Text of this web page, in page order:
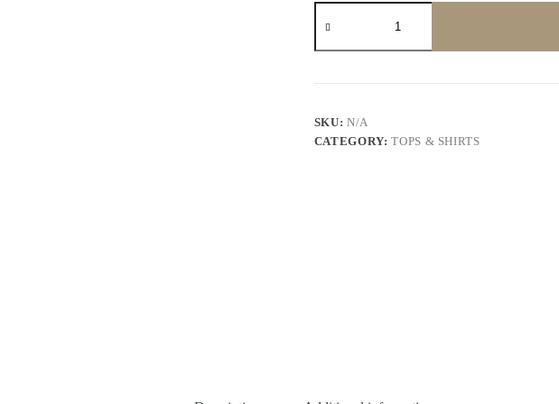
Dolce
Tunic
SKU:N/A
CATEGORY:TOPS & SHIRTS